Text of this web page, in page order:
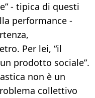
- tipica di questi
performance -
Per lei, “il
prodotto sociale”.
non è un
collettivo